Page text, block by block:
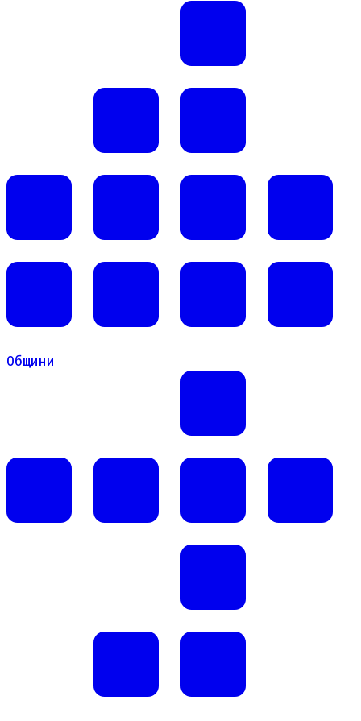
Карта на велосипедни алеи
Общини